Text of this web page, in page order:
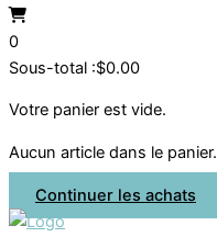
0
Sous-total :$0.00
Votre panier est vide.
Aucun article dans le panier.
Continuer les achats